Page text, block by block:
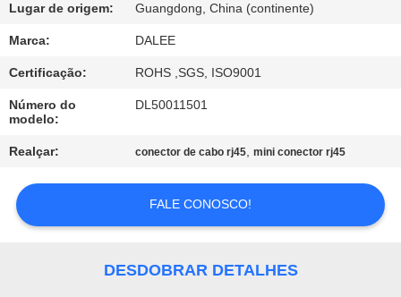
QUALIDADE
CONTACTE-
NOS
PEÇA
UMAS
CITAÇÕES
Lugar de origem: Guangdong, China (continente)
Marca: DALEE
Certificação: ROHS ,SGS, ISO9001
Número do
modelo:
DL50011501
Realçar: conector de cabo rj45,mini conector rj45
FALE CONOSCO!
DESDOBRAR DETALHES